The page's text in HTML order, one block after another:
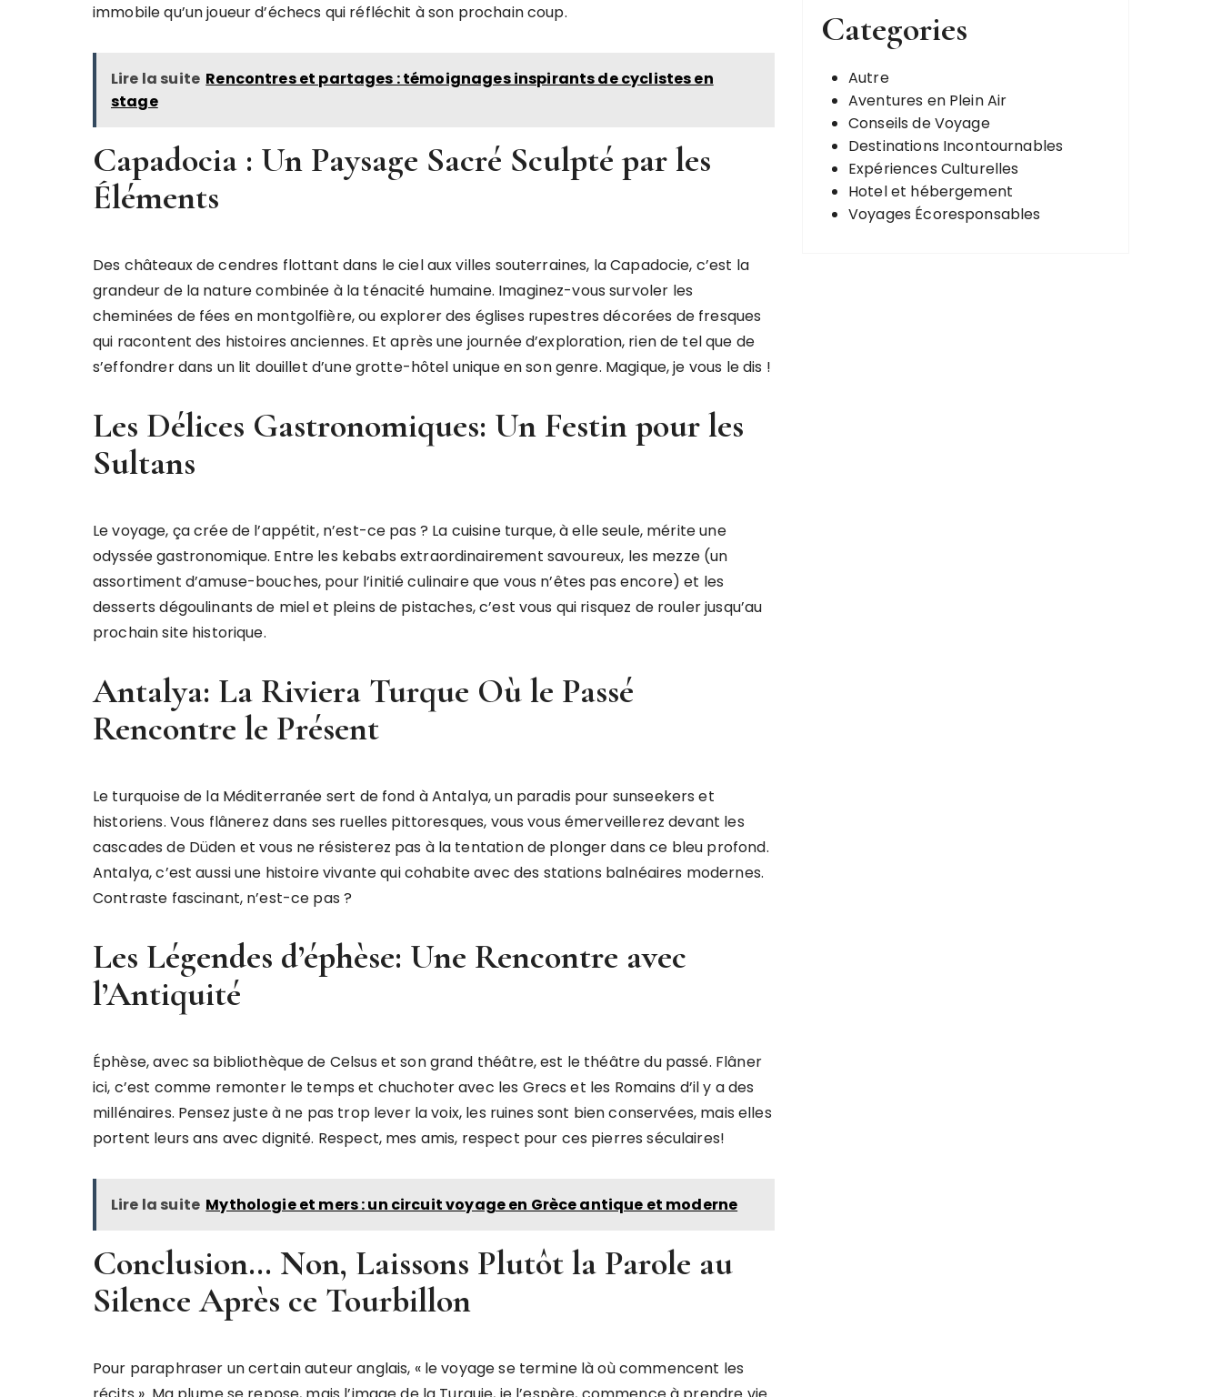
immobile qu’un joueur d’échecs qui réfléchit à son prochain coup.
Lire la suite Rencontres et partages : témoignages inspirants de cyclistes en
stage
Capadocia : Un Paysage Sacré Sculpté par les
Éléments
Des châteaux de cendres flottant dans le ciel aux villes souterraines, la Capadocie, c’est la
grandeur de la nature combinée à la ténacité humaine. Imaginez-vous survoler les
cheminées de fées en montgolfière, ou explorer des églises rupestres décorées de fresques
qui racontent des histoires anciennes. Et après une journée d’exploration, rien de tel que de
s’effondrer dans un lit douillet d’une grotte-hôtel unique en son genre. Magique, je vous le dis !
Les Délices Gastronomiques: Un Festin pour les
Sultans
Le voyage, ça crée de l’appétit, n’est-ce pas ? La cuisine turque, à elle seule, mérite une
odyssée gastronomique. Entre les kebabs extraordinairement savoureux, les mezze (un
assortiment d’amuse-bouches, pour l’initié culinaire que vous n’êtes pas encore) et les
desserts dégoulinants de miel et pleins de pistaches, c’est vous qui risquez de rouler jusqu’au
prochain site historique.
Antalya: La Riviera Turque Où le Passé
Rencontre le Présent
Le turquoise de la Méditerranée sert de fond à Antalya, un paradis pour sunseekers et
historiens. Vous flânerez dans ses ruelles pittoresques, vous vous émerveillerez devant les
cascades de Düden et vous ne résisterez pas à la tentation de plonger dans ce bleu profond.
Antalya, c’est aussi une histoire vivante qui cohabite avec des stations balnéaires modernes.
Contraste fascinant, n’est-ce pas ?
Les Légendes d’éphèse: Une Rencontre avec
l’Antiquité
Éphèse, avec sa bibliothèque de Celsus et son grand théâtre, est le théâtre du passé. Flâner
ici, c’est comme remonter le temps et chuchoter avec les Grecs et les Romains d’il y a des
millénaires. Pensez juste à ne pas trop lever la voix, les ruines sont bien conservées, mais elles
portent leurs ans avec dignité. Respect, mes amis, respect pour ces pierres séculaires!
Lire la suite Mythologie et mers : un circuit voyage en Grèce antique et moderne
Conclusion… Non, Laissons Plutôt la Parole au
Silence Après ce Tourbillon
Pour paraphraser un certain auteur anglais, « le voyage se termine là où commencent les
Categories
Autre
Aventures en Plein Air
Conseils de Voyage
Destinations Incontournables
Expériences Culturelles
Hotel et hébergement
Voyages Écoresponsables